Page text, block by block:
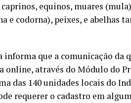
equinos, muares
e codorna), peixes, e abelhas
informa que a comunicação da
online, através do Módulo do
das 140 unidades locais do
requerer o cadastro em